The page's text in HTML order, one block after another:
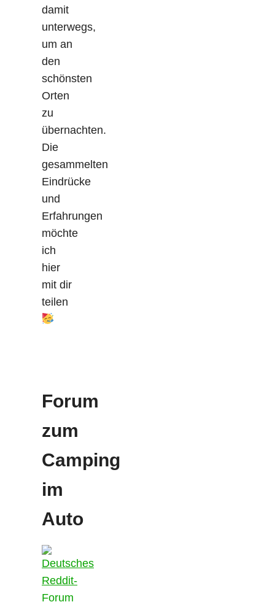
damit
unterwegs,
um an
den
schönsten
Orten
zu
übernachten.
Die
gesammelten
Eindrücke
und
Erfahrungen
möchte
ich
hier
mit dir
teilen
Forum
zum
Camping
im
Auto